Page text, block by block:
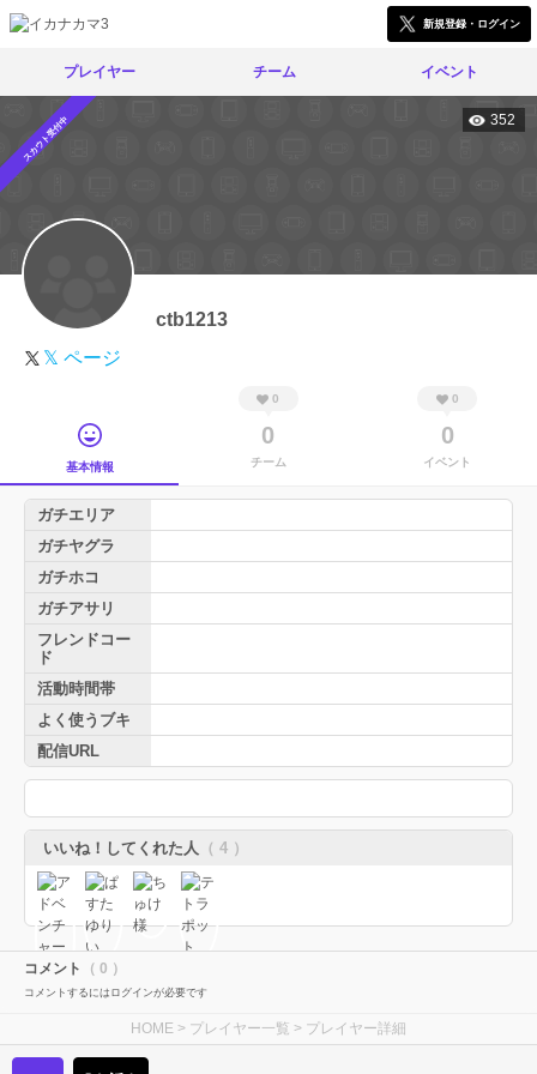
新規登録・ログイン
プレイヤー チーム イベント
スカウト受付中 352
ctb1213
𝕏 ページ
基本情報
0
0
チーム
0
0
イベント
ガチエリア
ガチヤグラ
ガチホコ
ガチアサリ
フレンドコー
ド
活動時間帯
よく使うブキ
配信URL
いいね！してくれた人 （ 4 ）
コメント （ 0 ）
コメントするにはログインが必要です
HOME > プレイヤー一覧 > プレイヤー詳細